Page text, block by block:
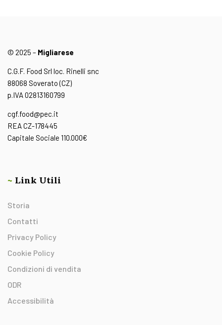
© 2025 – Migliarese
C.G.F. Food Srl loc. Rinelli snc
88068 Soverato (CZ)
p.IVA 02813160799
cgf.food@pec.it
REA CZ-178445
Capitale Sociale 110.000€
~ Link Utili
Storia
Contatti
Privacy Policy
Cookie Policy
Condizioni di vendita
ODR
Accessibilità